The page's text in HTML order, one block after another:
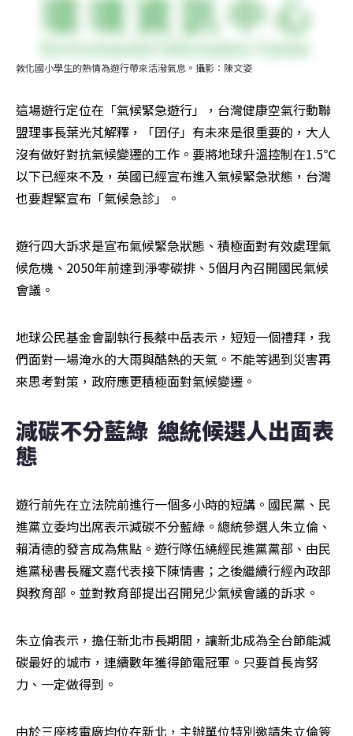
敦化國小學生的熱情為遊行帶來活潑氣息。攝影：陳文姿
這場遊行定位在「氣候緊急遊行」，台灣健康空氣行動聯
盟理事長葉光芃解釋，「囝仔」有未來是很重要的，大人
沒有做好對抗氣候變遷的工作。要將地球升溫控制在1.5℃
以下已經來不及，英國已經宣布進入氣候緊急狀態，台灣
也要趕緊宣布「氣候急診」。
遊行四大訴求是宣布氣候緊急狀態、積極面對有效處理氣
候危機、2050年前達到淨零碳排、5個月內召開國民氣候
會議。
地球公民基金會副執行長蔡中岳表示，短短一個禮拜，我
們面對一場淹水的大雨與酷熱的天氣。不能等遇到災害再
來思考對策，政府應更積極面對氣候變遷。
減碳不分藍綠  總統候選人出面表
態
遊行前先在立法院前進行一個多小時的短講。國民黨、民
進黨立委均出席表示減碳不分藍綠。總統參選人朱立倫、
賴清德的發言成為焦點。遊行隊伍繞經民進黨黨部、由民
進黨秘書長羅文嘉代表接下陳情書；之後繼續行經內政部
與教育部。並對教育部提出召開兒少氣候會議的訴求。
朱立倫表示，擔任新北市長期間，讓新北成為全台節能減
碳最好的城市，連續數年獲得節電冠軍。只要首長肯努
力、一定做得到。
由於三座核電廠均位在新北，主辦單位特別邀請朱立倫簽